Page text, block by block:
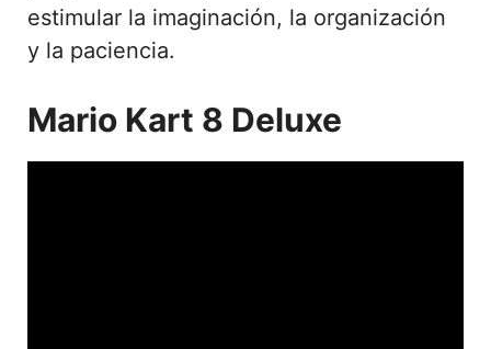
estimular la imaginación, la organización
y la paciencia.
Mario Kart 8 Deluxe